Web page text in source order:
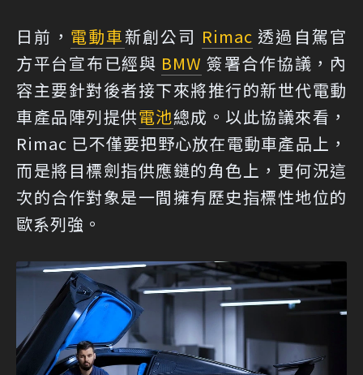
日前， 電動車新創公司 Rimac 透過自駕官
方平台宣布已經與 BMW 簽署合作協議，內
容主要針對後者接下來將推行的新世代電動
車產品陣列提供電池總成。以此協議來看，
Rimac 已不僅要把野心放在電動車產品上，
而是將目標劍指供應鏈的角色上，更何況這
次的合作對象是一間擁有歷史指標性地位的
歐系列強。